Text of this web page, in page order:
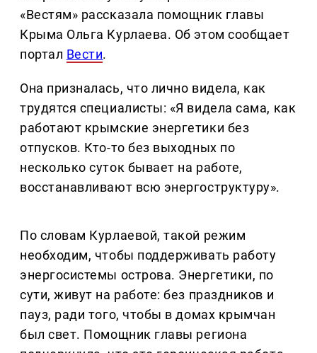
«Вестям» рассказала помощник главы
Крыма Ольга Курлаева. Об этом сообщает
портал Вести.
Она призналась, что лично видела, как
трудятся специалисты: «Я видела сама, как
работают крымские энергетики без
отпусков. Кто-то без выходных по
несколько суток бывает на работе,
восстанавливают всю энергоструктуру».
По словам Курлаевой, такой режим
необходим, чтобы поддерживать работу
энергосистемы острова. Энергетики, по
сути, живут на работе: без праздников и
пауз, ради того, чтобы в домах крымчан
был свет. Помощник главы региона